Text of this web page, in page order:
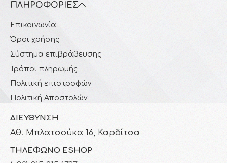
ΠΛΗΡΟΦΟΡΊΕΣ
Επικοινωνία
Όροι χρήσης
Σύστημα επιβράβευσης
Τρόποι πληρωμής
Πολιτική επιστροφών
Πολιτική Αποστολών
ΔΙΕΎΘΥΝΣΗ
Αθ. Μπλατσούκα 16, Καρδίτσα
ΤΗΛΈΦΩΝΟ ESHOP